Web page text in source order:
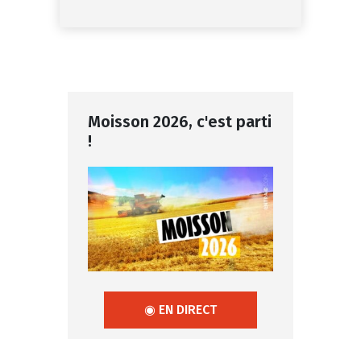
Moisson 2026, c'est parti
!
◉ EN DIRECT